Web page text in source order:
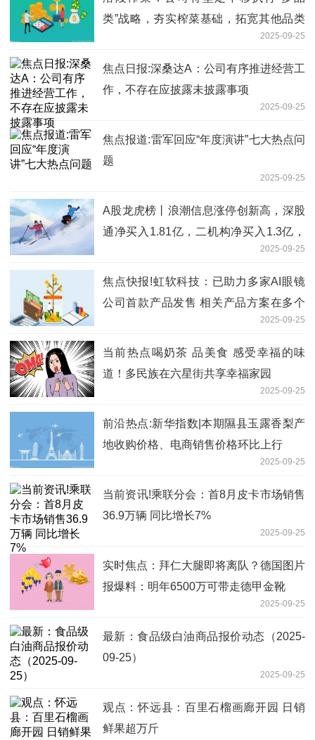
类”战略，夯实榨菜基础，拓宽其他品类
2025-09-25
焦点日报:深桑达A：公司有序推进经营工
作，不存在应披露未披露事项
2025-09-25
焦点报道:雷军回应“年度演讲”七大热点问
题
2025-09-25
A股龙虎榜丨浪潮信息涨停创新高，深股
通净买入1.81亿，二机构净买入1.3亿，
游资曲江池净买入1.52亿，上榜席位净买
6.86亿
2025-09-25
焦点快报!虹软科技：已助力多家AI眼镜
公司首款产品发售 相关产品方案在多个
2025-09-25
当前热点喝奶茶 品美食 感受幸福的味
道！多民族在六星街共享幸福家园
2025-09-25
前沿热点:新华指数|本期隰县玉露香梨产
地收购价格、电商销售价格环比上行
2025-09-25
当前资讯!乘联分会：首8月皮卡市场销售
36.9万辆 同比增长7%
2025-09-25
实时焦点：拜仁大腿即将离队？德国图片
报爆料：明年6500万可带走德甲金靴
2025-09-25
最新：食品级白油商品报价动态（2025-
09-25）
2025-09-25
观点：怀远县：百里石榴画廊开园 日销
鲜果超万斤